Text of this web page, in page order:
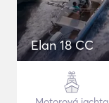
Elan 18 CC